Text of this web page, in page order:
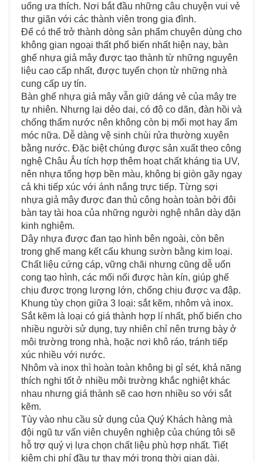
uống ưa thích. Nơi bắt đầu những câu chuyện vui vẻ
thư giãn với các thành viên trong gia đình.
Để có thể trở thành dòng sản phẩm chuyên dùng cho
không gian ngoại thất phổ biến nhất hiện nay, bàn
ghế nhựa giả mây được tạo thành từ những nguyên
liệu cao cấp nhất, được tuyển chọn từ những nhà
cung cấp uy tín.
Bàn ghế nhựa giả mây vẫn giữ dáng vẻ của mây tre
tự nhiên. Nhưng lại dẻo dai, có độ co dãn, đàn hồi và
chống thấm nước nên không còn bị mối mọt hay ẩm
móc nữa. Dễ dàng vệ sinh chùi rửa thường xuyên
bằng nước. Đặc biệt chúng được sản xuất theo công
nghệ Châu Âu tích hợp thêm hoạt chất kháng tia UV,
nên nhựa tổng hợp bền màu, không bị giòn gãy ngay
cả khi tiếp xúc với ánh nắng trực tiếp. Từng sợi
nhựa giả mây được đan thủ công hoàn toàn bởi đôi
bàn tay tài hoa của những người nghệ nhân dày dặn
kinh nghiệm.
Dây nhựa được đan tạo hình bên ngoài, còn bên
trong ghế mang kết cấu khung sườn bằng kim loại.
Chất liệu cứng cáp, vững chãi nhưng cũng dễ uốn
cong tạo hình, các mối nối được hàn kín, giúp ghế
chịu được trọng lượng lớn, chống chịu được va đập.
Khung tùy chọn giữa 3 loại: sắt kẽm, nhôm và inox.
Sắt kẽm là loại có giá thành hợp lí nhất, phổ biến cho
nhiều người sử dụng, tuy nhiên chỉ nên trưng bày ở
môi trường trong nhà, hoặc nơi khô ráo, tránh tiếp
xúc nhiều với nước.
Nhôm và inox thì hoàn toàn không bị gỉ sét, khả năng
thích nghi tốt ở nhiều môi trường khắc nghiệt khác
nhau nhưng giá thành sẽ cao hơn nhiều so với sắt
kẽm.
Tùy vào nhu cầu sử dụng của Quý Khách hàng mà
đội ngũ tư vấn viên chuyên nghiệp của chúng tôi sẽ
hỗ trợ quý vị lựa chọn chất liệu phù hợp nhất. Tiết
kiệm chi phí đầu tư thay mới trong thời gian dài.